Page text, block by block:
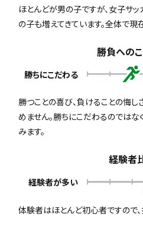
ほとんどが男の子ですが、女子サ
の子も増えてきています。全体で現
勝負への
勝ちにこだわる
勝つことの喜び、負けることの悔
めません。勝ちにこだわるのではな
みます。
経験者
経験者が多い
体験者はほとんど初心者ですので